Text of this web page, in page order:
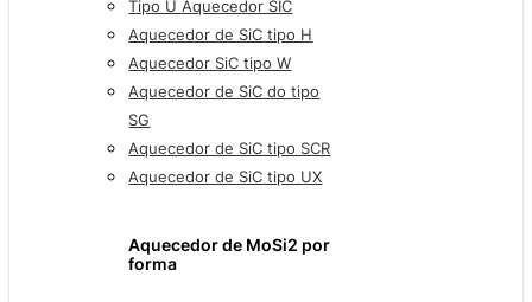
Tipo U Aquecedor SIC
Aquecedor de SiC tipo H
Aquecedor SiC tipo W
Aquecedor de SiC do tipo
SG
Aquecedor de SiC tipo SCR
Aquecedor de SiC tipo UX
Aquecedor de MoSi2 por
forma